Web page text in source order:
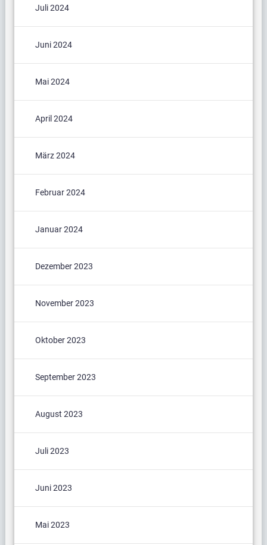
Juli 2024
Juni 2024
Mai 2024
April 2024
März 2024
Februar 2024
Januar 2024
Dezember 2023
November 2023
Oktober 2023
September 2023
August 2023
Juli 2023
Juni 2023
Mai 2023